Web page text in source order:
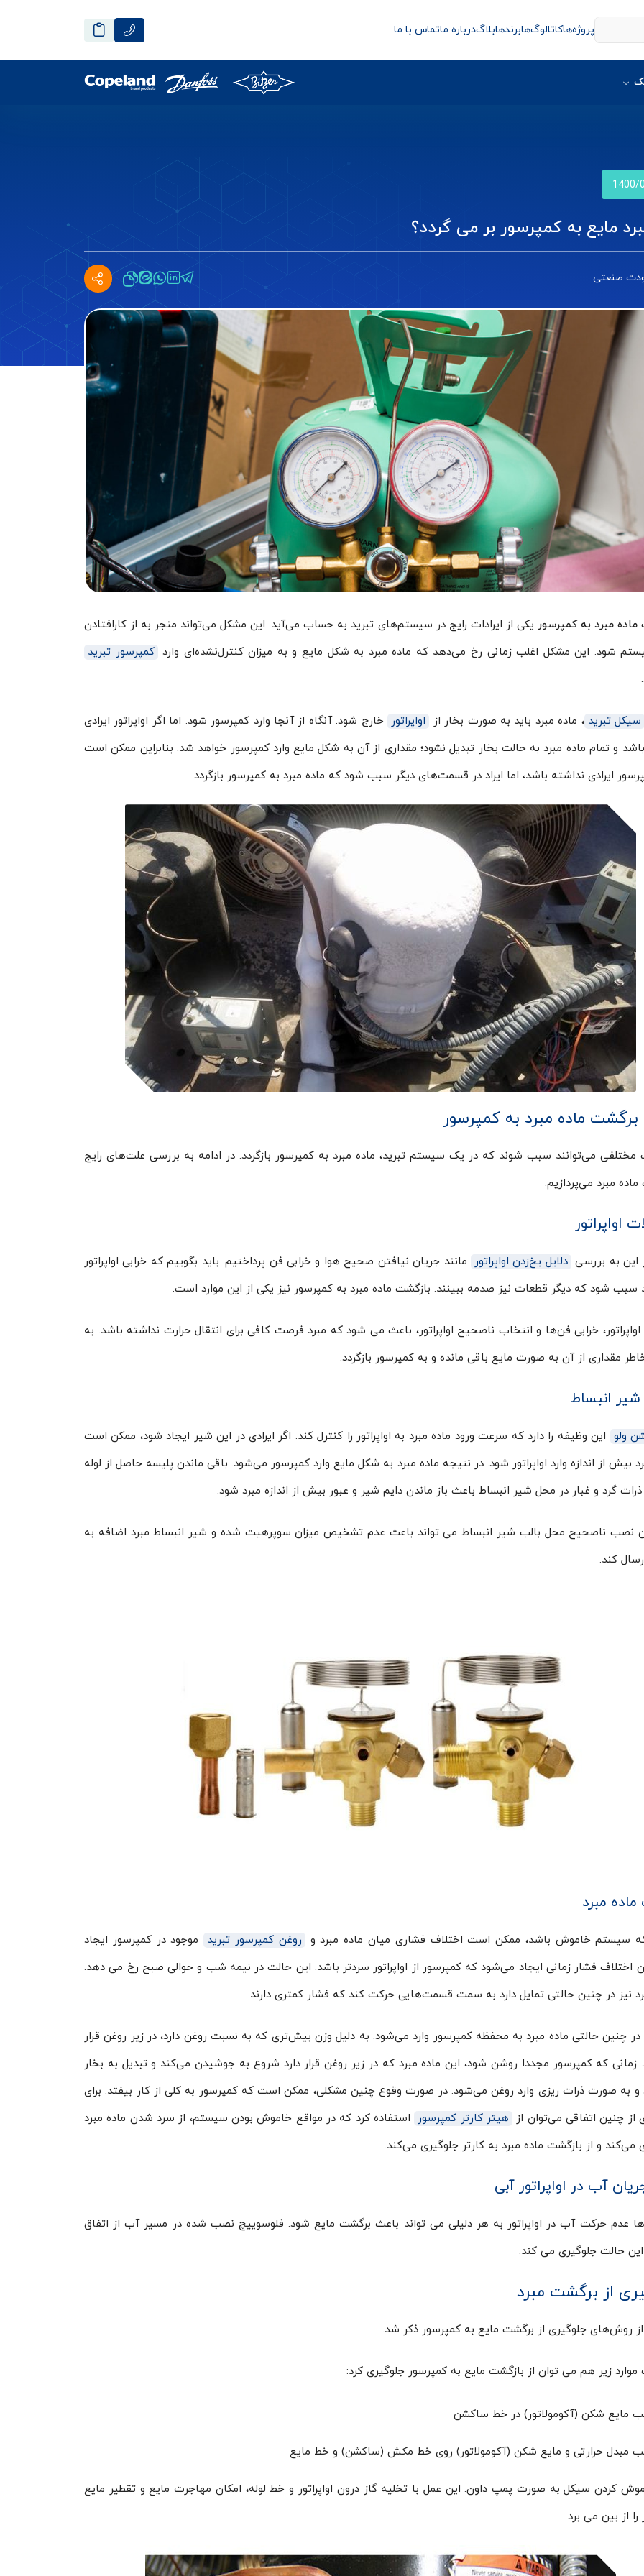
پروژه‌هاکاتالوگ‌هابرندهابلاگدرباره ماتماس با ما
1400/
مایع به کمپرسور بر می گردد؟
صنعتی
مبرد به کمپرسور یکی از ایرادات رایج در سیستم‌های تبرید به حساب می‌آید. این مشکل می‌تواند منجر به از کارافتادن
شود. این مشکل اغلب زمانی رخ می‌دهد که ماده مبرد به شکل مایع و به میزان کنترل‌نشده‌ای وارد کمپرسور تبرید
سیکل تبرید ، ماده مبرد باید به صورت بخار از اواپراتور
خارج شود. آنگاه از آنجا وارد کمپرسور شود. اما اگر اواپراتور ایرادی
و تمام ماده مبرد به حالت بخار تبدیل نشود؛ مقداری از آن به شکل مایع وارد کمپرسور خواهد شد. بنابراین ممکن است
ایرادی نداشته باشد، اما ایراد در قسمت‌های دیگر سبب شود که ماده مبرد به کمپرسور بازگردد.
برگشت ماده مبرد به کمپرسور
مختلفی می‌توانند سبب شوند که در یک سیستم تبرید، ماده مبرد به کمپرسور بازگردد. در ادامه به بررسی علت‌های رایج
مبرد می‌پردازیم.
اواپراتور
به بررسی دلایل یخ‌زدن اواپراتور
مانند جریان نیافتن صحیح هوا و خرابی فن پرداختیم. باید بگوییم که خرابی اواپراتور
سبب شود که دیگر قطعات نیز صدمه ببینند. بازگشت ماده مبرد به کمپرسور نیز یکی از این موارد است.
خرابی فن‌ها و انتخاب ناصحیح اواپراتور، باعث می شود که مبرد فرصت کافی برای انتقال حرارت نداشته باشد. به
مقداری از آن به صورت مایع باقی مانده و به کمپرسور بازگردد.
شیر انبساط
ولو این وظیفه را دارد که سرعت ورود ماده مبرد به اواپراتور را کنترل کند. اگر ایرادی در این شیر ایجاد شود، ممکن است
بیش از اندازه وارد اواپراتور شود. در نتیجه ماده مبرد به شکل مایع وارد کمپرسور می‌شود. باقی ماندن پلیسه حاصل از لوله
گرد و غبار در محل شیر انبساط باعث باز ماندن دایم شیر و عبور بیش از اندازه مبرد شود.
نصب ناصحیح محل بالب شیر انبساط می تواند باعث عدم تشخیص میزان سوپرهیت شده و شیر انبساط مبرد اضافه به
کند.
مبرد
سیستم خاموش باشد، ممکن است اختلاف فشاری میان ماده مبرد و روغن کمپرسور تبرید
موجود در کمپرسور ایجاد
اختلاف فشار زمانی ایجاد می‌شود که کمپرسور از اواپراتور سردتر باشد. این حالت در نیمه شب و حوالی صبح رخ می دهد.
نیز در چنین حالتی تمایل دارد به سمت قسمت‌هایی حرکت کند که فشار کمتری دارند.
در چنین حالتی ماده مبرد به محفظه کمپرسور وارد می‌شود. به دلیل وزن بیش‌تری که به نسبت روغن دارد، در زیر روغن قرار
زمانی که کمپرسور مجددا روشن شود، این ماده مبرد که در زیر روغن قرار دارد شروع به جوشیدن می‌کند و تبدیل به بخار
به صورت ذرات ریزی وارد روغن می‌شود. در صورت وقوع چنین مشکلی، ممکن است که کمپرسور به کلی از کار بیفتد. برای
از چنین اتفاقی می‌توان از
هیتر کارتر کمپرسور
استفاده کرد که در مواقع خاموش بودن سیستم، از سرد شدن ماده مبرد
می‌کند و از بازگشت ماده مبرد به کارتر جلوگیری می‌کند.
آب در اواپراتور آبی
عدم حرکت آب در اواپراتور به هر دلیلی می تواند باعث برگشت مایع شود. فلوسوییچ نصب شده در مسیر آب از اتفاق
این حالت جلوگیری می کند.
از برگشت مبرد
از روش‌های جلوگیری از برگشت مایع به کمپرسور ذکر شد.
زیر هم می توان از بازگشت مایع به کمپرسور جلوگیری کرد:
مایع شکن (آکومولاتور) در خط ساکشن
مبدل حرارتی و مایع شکن (آکومولاتور) روی خط مکش (ساکشن) و خط مایع
کردن سیکل به صورت پمپ داون. این عمل با تخلیه گاز درون اواپراتور و خط لوله، امکان مهاجرت مایع و تقطیر مایع
را از بین می برد